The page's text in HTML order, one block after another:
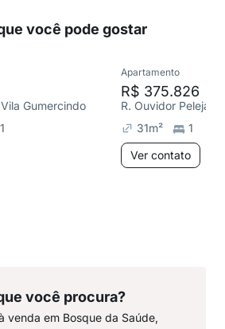
você pode gostar
Gumercindo
1
Apartamento
R$ 375.826
R. Ouvidor Peleja,
31m²
1
Ver contato
você procura?
venda em Bosque da Saúde,